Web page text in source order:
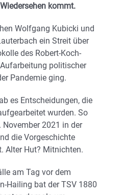
kommt.
Wolfgang Kubicki und
ein Streit über
des Robert-Koch-
politischer
Pandemie ging.
es Entscheidungen, die
wurden. So
2021 in der
die Vorgeschichte
Alter Hut? Mitnichten.
am Tag vor dem
Hailing bat der TSV 1880